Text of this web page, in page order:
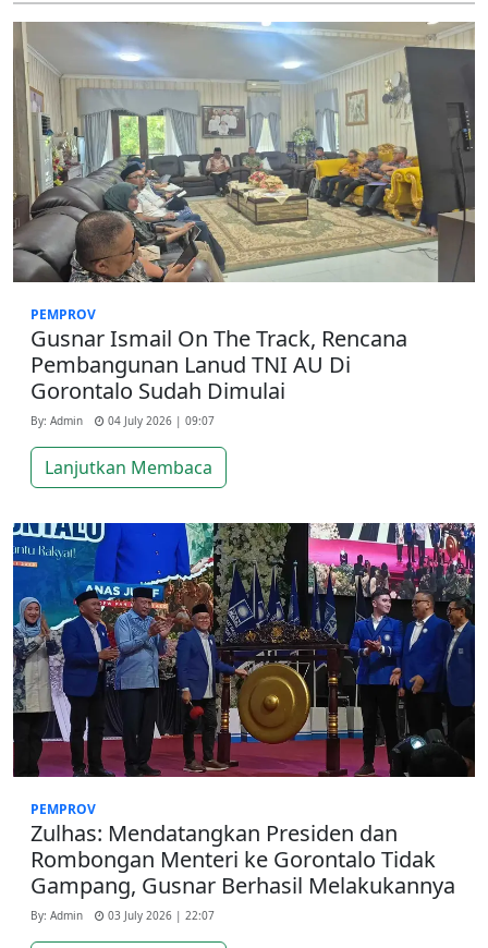
PEMPROV
Gusnar Ismail On The Track, Rencana
Pembangunan Lanud TNI AU Di
Gorontalo Sudah Dimulai
By: Admin 04 July 2026 | 09:07
Lanjutkan Membaca
PEMPROV
Zulhas: Mendatangkan Presiden dan
Rombongan Menteri ke Gorontalo Tidak
Gampang, Gusnar Berhasil Melakukannya
By: Admin 03 July 2026 | 22:07